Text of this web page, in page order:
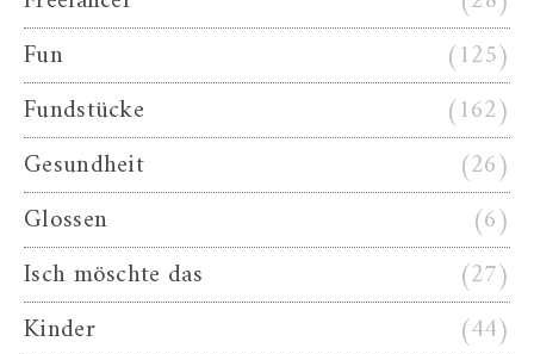
Fun
(125)
Fundstücke
(162)
Gesundheit
(26)
Glossen
(6)
Isch möschte das
(27)
Kinder
(44)